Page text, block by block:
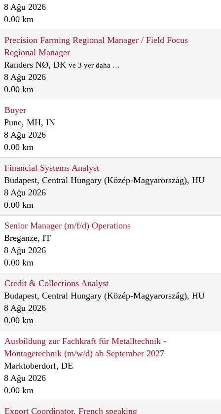
8 Ağu 2026
0.00 km
Precision Farming Regional Manager / Field Focus
Regional Manager
Randers NØ, DK ve 3 yer daha …
8 Ağu 2026
0.00 km
Buyer
Pune, MH, IN
8 Ağu 2026
0.00 km
Financial Systems Analyst
Budapest, Central Hungary (Közép-Magyarország), HU
8 Ağu 2026
0.00 km
Senior Manager (m/f/d) Operations
Breganze, IT
8 Ağu 2026
0.00 km
Credit & Collections Analyst
Budapest, Central Hungary (Közép-Magyarország), HU
8 Ağu 2026
0.00 km
Ausbildung zur Fachkraft für Metalltechnik -
Montagetechnik (m/w/d) ab September 2027
Marktoberdorf, DE
8 Ağu 2026
0.00 km
Export Coordinator, French speaking